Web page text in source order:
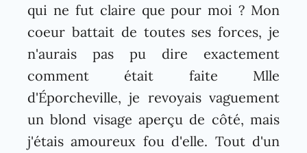
qui ne fut claire que pour moi ? Mon
coeur battait de toutes ses forces, je
n'aurais pas pu dire exactement
comment était faite Mlle
d'Éporcheville, je revoyais vaguement
un blond visage aperçu de côté, mais
j'étais amoureux fou d'elle. Tout d'un